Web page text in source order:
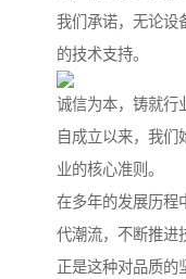
我们承诺，无论设
的技术支持。
诚信为本，铸就行
自成立以来，我们
业的核心准则。
在多年的发展历程
代潮流，不断推进
正是这种对品质的